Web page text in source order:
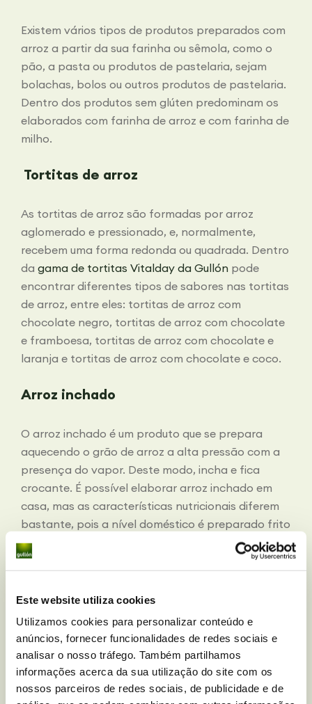
Este website utiliza cookies
Utilizamos cookies para personalizar conteúdo e
anúncios, fornecer funcionalidades de redes sociais e
analisar o nosso tráfego. Também partilhamos
informações acerca da sua utilização do site com os
nossos parceiros de redes sociais, de publicidade e de
Existem vários tipos de produtos preparados com
arroz a partir da sua farinha ou sêmola, como o
pão, a pasta ou produtos de pastelaria, sejam
bolachas, bolos ou outros produtos de pastelaria.
Dentro dos produtos sem glúten predominam os
elaborados com farinha de arroz e com farinha de
milho.
Tortitas de arroz
As tortitas de arroz são formadas por arroz
aglomerado e pressionado, e, normalmente,
recebem uma forma redonda ou quadrada. Dentro
da gama de tortitas Vitalday da Gullón pode
encontrar diferentes tipos de sabores nas tortitas
de arroz, entre eles: tortitas de arroz com
chocolate negro, tortitas de arroz com chocolate
e framboesa, tortitas de arroz com chocolate e
laranja e tortitas de arroz com chocolate e coco.
Arroz inchado
O arroz inchado é um produto que se prepara
aquecendo o grão de arroz a alta pressão com a
presença do vapor. Deste modo, incha e fica
crocante. É possível elaborar arroz inchado em
casa, mas as características nutricionais diferem
bastante, pois a nível doméstico é preparado frito
em óleo. Isso faz com que aumente em grande
proporção o teor de gorduras destas tortitas.
Alguma receita com tortitas de arroz?
Tarte de queijo com base de tortita de
arroz
Ingredientes: